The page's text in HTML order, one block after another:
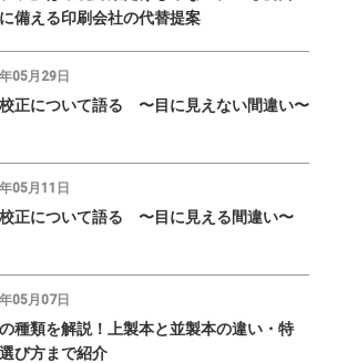
備える印刷会社の代替提案
05月29日
正について語る 〜目に見えない間違い〜
05月11日
正について語る 〜目に見える間違い〜
05月07日
種類を解説！上製本と並製本の違い・特
び方まで紹介